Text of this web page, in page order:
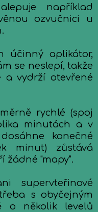
například
ozvučnici u
účinný aplikátor,
se neslepí, takže
a vydrží otevřené
rychlé (spoj
minutách a v
konečné
minut) zůstává
žádné "mapy".
supervteřinové
s obyčejným
o několik levelů